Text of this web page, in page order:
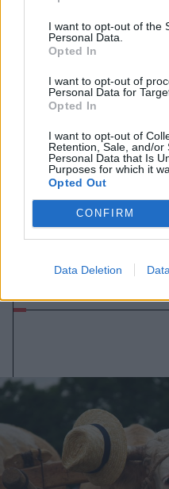
I want to opt-out of the
Personal Data.
Opted In
I want to opt-out of
Personal Data for
Opted In
I want to opt-out of
Retention, Sale, and/or
Personal Data that Is
Purposes for which it
Opted Out
CONFIRM
Data Deletion
2026. augusztus 09.,
Fejszékkel
videóval